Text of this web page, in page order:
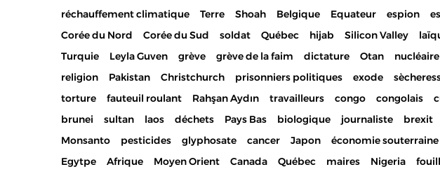
réchauffement climatique
Terre Shoah Belgique Equateur espion
Corée du Nord
Corée du Sud soldat Québec hijab Silicon Valley
Turquie
Leyla Guven grève grève de la faim dictature Otan nucléaire
religion
Pakistan Christchurch prisonniers politiques exode
torture
fauteuil roulant Rahşan Aydın travailleurs congo congolais
brunei
sultan laos déchets Pays Bas biologique journaliste brexit
Monsanto
pesticides glyphosate cancer Japon économie souterraine
Egytpe
Afrique Moyen Orient Canada Québec maires Nigeria